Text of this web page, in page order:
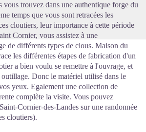
vous trouvez dans une authentique forge du
temps que vous sont retracées les
cloutiers, leur importance à cette période
Cornier, vous assistez à une
de différents types de clous. Maison du
les différentes étapes de fabrication d'un
a bien voulu se remettre à l'ouvrage, et
Donc le matériel utilisé dans le
yeux. Egalement une collection de
complète la visite. Vous pouvez
Cornier-des-Landes sur une randonnée
cloutiers).